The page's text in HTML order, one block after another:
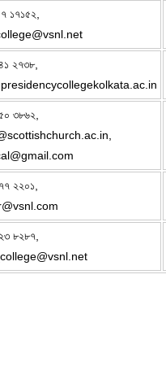
১৭১৫২,
২৭৩৮,
৩৮৬২,
২২০১,
৮২৮৭,